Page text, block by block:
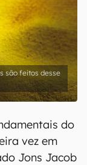
são feitos desse
do
vez em
Jons Jacob